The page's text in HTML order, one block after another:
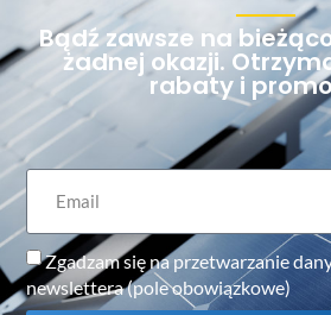
Bądź zawsze na
żadnej okazji.
rabaty i
Zgadzam się na przetwarzanie
newslettera (pole obowiązkowe)